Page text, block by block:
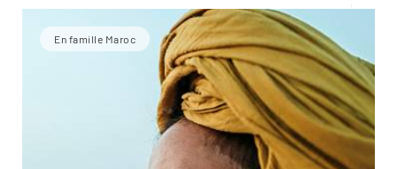
En famille Maroc